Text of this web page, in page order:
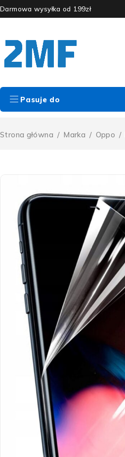
Darmowa wysyłka od 199zł
Pasuje do
Strona główna / Marka / Oppo /